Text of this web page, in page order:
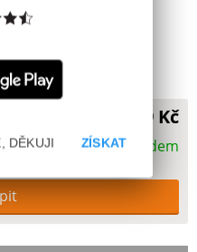
59 Kč
Skladem
ZÍSKAT
DĚKUJI